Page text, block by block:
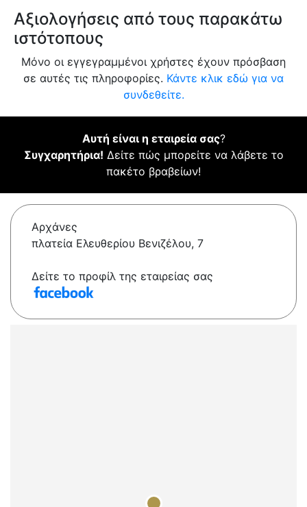
Αξιολογήσεις από τους παρακάτω
ιστότοπους
Μόνο οι εγγεγραμμένοι χρήστες έχουν πρόσβαση
σε αυτές τις πληροφορίες. Κάντε κλικ εδώ για να
συνδεθείτε.
Αυτή είναι η εταιρεία σας?
Συγχαρητήρια! Δείτε πώς μπορείτε να λάβετε το
πακέτο βραβείων!
Αρχάνες
πλατεία Ελευθερίου Βενιζέλου, 7
Δείτε το προφίλ της εταιρείας σας